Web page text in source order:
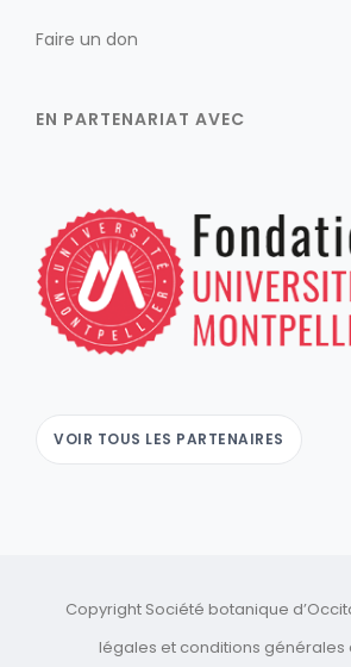
Faire un don
EN PARTENARIAT AVEC
VOIR TOUS LES PARTENAIRES
Copyright Société botanique
légales et conditions générales